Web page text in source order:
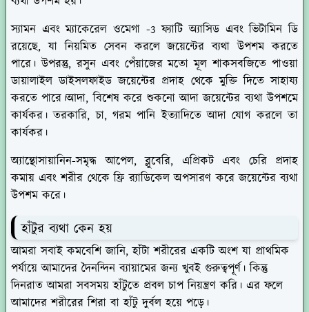
স্যামন এবং ম্যাকেরেল ওমেগা -3 ফ্যাটি অ্যাসিড এবং ভিটামিন ডি
রয়েছে, যা নিয়মিত সেবন করলে জয়েন্টের ব্যথা উপশম করতে
পারে। উপরন্তু, রসুন এবং পেঁয়াজের মতো মূল শাকসবজিতে পাওয়া
ডায়ালাইল ডাইসলফাইড জয়েন্টের প্রদাহ থেকে মুক্তি দিতে সাহায্য
করতে পারে।আদা, বিশেষ করে শুকনো আদা জয়েন্টের ব্যথা উপশমে
কার্যকর। তরকারি, চা, গরম পানি ইত্যাদিতে আদা যোগ করলে তা
কার্যকর।
অ্যান্থোসায়ানিন-সমৃদ্ধ আপেল, ব্লুবেরি, এপ্রিকট এবং চেরি প্রদাহ
কমায় এবং শরীর থেকে ফ্রি র‌্যাডিকেল অপসারণ করে জয়েন্টের ব্যথা
উপশম করে।
হাঁটুর ব্যথা কেন হয়
আমরা সবাই কমবেশি জানি, হাঁটা শরীরের একটি অংশ যা প্রাথমিক
পর্যায়ে আমাদের দৈনন্দিন ব্যায়ামের জন্য খুবই গুরুত্বপূর্ণ। কিন্তু
দিনরাত আমরা সবসময় হাঁটুতে প্রবল চাপ নিয়ন্ত্রণ করি। এর ফলে
আমাদের শরীরের শিরা বা হাঁটু দুর্বল হয়ে পড়ে।